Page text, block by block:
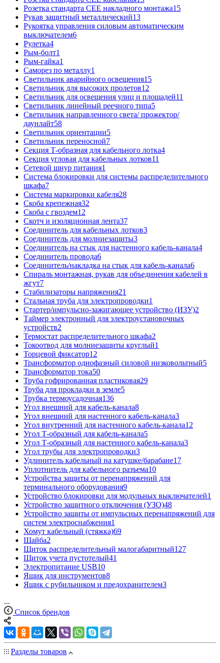
Розетка стандарта СЕЕ накладного монтажа15
Рукав защитный металлический13
Рукоятка управления силовым автоматическим
выключателем6
Рулетка4
Рым-болт1
Рым-гайка1
Саморез по металлу1
Светильник аварийного освещения15
Светильник для высоких пролетов12
Светильник для освещения улиц и площадей11
Светильник линейный реечного типа5
Светильник направленного света/ прожектор/
даунлайт58
Светильник ориентации5
Светильник переносной7
Секция Т-образная для кабельного лотка4
Секция угловая для кабельных лотков11
Сетевой шнур питания1
Система блокировки для системы распределительного
шкафа7
Система маркировки кабеля28
Скоба крепежная32
Скоба с гвоздем12
Скотч и изоляционная лента37
Соединитель для кабельных лотков3
Соединитель для молниезащиты3
Соединитель на стык для настенного кабель-канала4
Соединитель провода6
Соединитель/накладка на стык для кабель-канала6
Спираль монтажная, рукав для объединения кабелей в
жгут7
Стабилизаторы напряжения21
Стальная труба для электропроводки1
Стартер/импульсно-зажигающее устройство (ИЗУ)2
Таймер электронный для электроустановочных
устройств2
Термостат распределительного шкафа2
Токоотвод для молниезащиты круглый1
Торцевой фиксатор12
Трансформатор однофазный силовой низковольтный5
Трансформатор тока50
Труба гофрированная пластиковая29
Труба для прокладки в земле5
Трубка термоусадочная136
Угол внешний для кабель-канала8
Угол внешний для настенного кабель-канала3
Угол внутренний для настенного кабель-канала12
Угол Т-образный для кабель-канала5
Угол Т-образный для настенного кабель-канала3
Угол трубы для электропроводки3
Удлинитель кабельный на катушке/барабане17
Уплотнитель для кабельного разъема10
Устройства защиты от перенапряжений для
терминального оборудования9
Устройство блокировки для модульных выключателей1
Устройство защитного отключения (УЗО)48
Устройство защиты от импульсных перенапряжений для
систем электроснабжения1
Хомут кабельный (стяжка)69
Шайба2
Щиток распределительный малогабаритный127
Щиток учета пустотелый41
Электропитание USB10
Ящик для инструментов8
Ящик с рубильником и предохранителем3
...
Список брендов
Разделы товаров